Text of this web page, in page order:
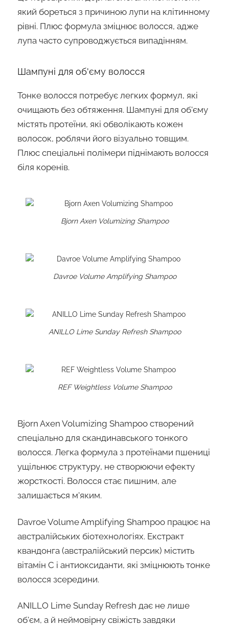
який бореться з причиною лупи на клітинному
рівні. Плюс формула зміцнює волосся, адже
лупа часто супроводжується випадінням.
Шампуні для об'єму волосся
Тонке волосся потребує легких формул, які
очищають без обтяження. Шампуні для об'єму
містять протеїни, які обволікають кожен
волосок, роблячи його візуально товщим.
Плюс спеціальні полімери піднімають волосся
біля коренів.
Bjorn Axen Volumizing Shampoo
Davroe Volume Amplifying Shampoo
ANILLO Lime Sunday Refresh Shampoo
REF Weightless Volume Shampoo
Bjorn Axen Volumizing Shampoo створений
спеціально для скандинавського тонкого
волосся. Легка формула з протеїнами пшениці
ущільнює структуру, не створюючи ефекту
жорсткості. Волосся стає пишним, але
залишається м'яким.
Davroe Volume Amplifying Shampoo працює на
австралійських біотехнологіях. Екстракт
квандонга (австралійський персик) містить
вітамін С і антиоксиданти, які зміцнюють тонке
волосся зсередини.
ANILLO Lime Sunday Refresh дає не лише
об'єм, а й неймовірну свіжість завдяки